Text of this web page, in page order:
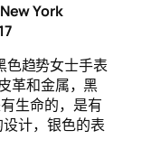
York
色趋势女士手表
革和金属，黑
生命的，是有
计，银色的表